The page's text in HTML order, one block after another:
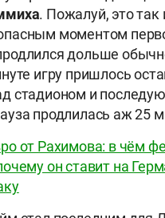
. Пожалуй, это так
моментом
дольше
игру пришлось
стадионом и
продлилась аж 25
от Рахимова: в чём
он ставит на